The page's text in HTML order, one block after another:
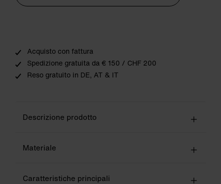
Acquisto con fattura
Spedizione gratuita da € 150 / CHF 200
Reso gratuito in DE, AT & IT
Descrizione prodotto
Materiale
Caratteristiche principali